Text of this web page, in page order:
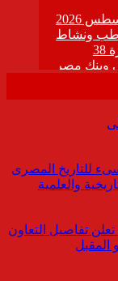
للتاريخ المصرى
والعلمية
تفاصيل التعاون
المقبل